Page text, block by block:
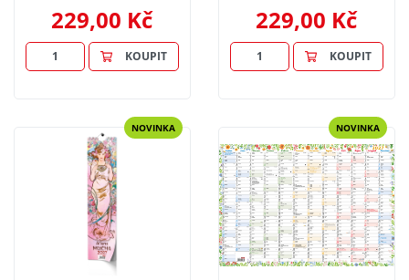
229,00 Kč
KOUPIT
229,00 Kč
KOUPIT
NOVINKA NOVINKA